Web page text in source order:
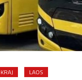
KRAJ LAOS